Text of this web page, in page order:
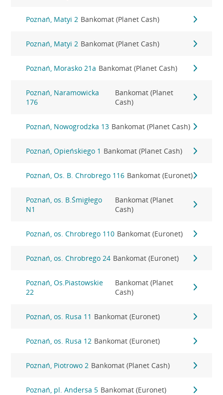
Poznań, Matyi 2 Bankomat (Planet Cash)
Poznań, Matyi 2 Bankomat (Planet Cash)
Poznań, Morasko 21a Bankomat (Planet Cash)
Poznań, Naramowicka
176
Bankomat (Planet
Cash)
Poznań, Nowogrodzka 13 Bankomat (Planet Cash)
Poznań, Opieńskiego 1 Bankomat (Planet Cash)
Poznań, Os. B. Chrobrego 116 Bankomat (Euronet)
Poznań, os. B.Śmigłego
N1
Bankomat (Planet
Cash)
Poznań, os. Chrobrego 110 Bankomat (Euronet)
Poznań, os. Chrobrego 24 Bankomat (Euronet)
Poznań, Os.Piastowskie
22
Bankomat (Planet
Cash)
Poznań, os. Rusa 11 Bankomat (Euronet)
Poznań, os. Rusa 12 Bankomat (Euronet)
Poznań, Piotrowo 2 Bankomat (Planet Cash)
Poznań, pl. Andersa 5 Bankomat (Euronet)